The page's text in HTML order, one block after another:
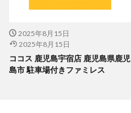
2025年8月15日
2025年8月15日
ココス 鹿児島宇宿店 鹿児島県鹿児
島市 駐車場付きファミレス